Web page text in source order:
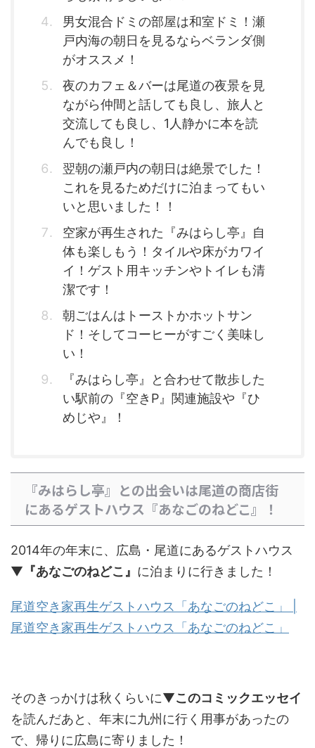
男女混合ドミの部屋は和室ドミ！瀬
戸内海の朝日を見るならベランダ側
がオススメ！
夜のカフェ＆バーは尾道の夜景を見
ながら仲間と話しても良し、旅人と
交流しても良し、1人静かに本を読
んでも良し！
翌朝の瀬戸内の朝日は絶景でした！
これを見るためだけに泊まってもい
いと思いました！！
空家が再生された『みはらし亭』自
体も楽しもう！タイルや床がカワイ
イ！ゲスト用キッチンやトイレも清
潔です！
朝ごはんはトーストかホットサン
ド！そしてコーヒーがすごく美味し
い！
『みはらし亭』と合わせて散歩した
い駅前の『空きP』関連施設や『ひ
めじや』！
『みはらし亭』との出会いは尾道の商店街
にあるゲストハウス『あなごのねどこ』！
2014年の年末に、広島・尾道にあるゲストハウス
▼ 『あなごのねどこ』 に泊まりに行きました！
尾道空き家再生ゲストハウス「あなごのねどこ」 |
尾道空き家再生ゲストハウス「あなごのねどこ」
そのきっかけは秋くらいに▼このコミックエッセイ
を読んだあと、年末に九州に行く用事があったの
で、帰りに広島に寄りました！